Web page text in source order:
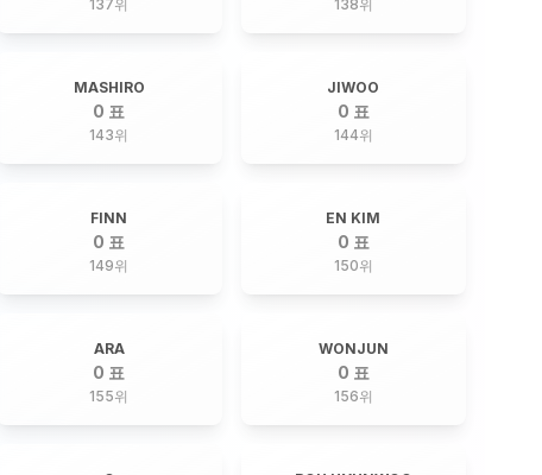
137위 138위
MASHIRO
0 표
143위
JIWOO
0 표
144위
FINN
0 표
149위
EN KIM
0 표
150위
ARA
0 표
155위
WONJUN
0 표
156위